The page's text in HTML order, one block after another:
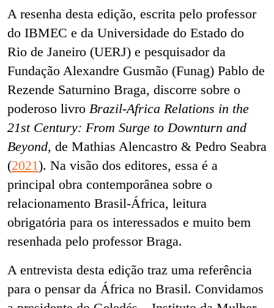
A resenha desta edição, escrita pelo professor
do IBMEC e da Universidade do Estado do
Rio de Janeiro (UERJ) e pesquisador da
Fundação Alexandre Gusmão (Funag) Pablo de
Rezende Saturnino Braga, discorre sobre o
poderoso livro Brazil-Africa Relations in the
21st Century: From Surge to Downturn and
Beyond, de Mathias Alencastro & Pedro Seabra
(2021). Na visão dos editores, essa é a
principal obra contemporânea sobre o
relacionamento Brasil-África, leitura
obrigatória para os interessados e muito bem
resenhada pelo professor Braga.
A entrevista desta edição traz uma referência
para o pensar da África no Brasil. Convidamos